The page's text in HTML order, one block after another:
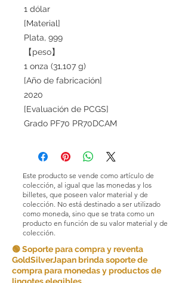
1 dólar
[Material]
Plata, 999
【peso】
1 onza (31,107 g)
[Año de fabricación]
2020
[Evaluación de PCGS]
Grado PF70 PR70DCAM
Este producto se vende como artículo de
colección, al igual que las monedas y los
billetes, que poseen valor material y de
colección. No está destinado a ser utilizado
como moneda, sino que se trata como un
producto en función de su valor material y de
colección.
🟢 Soporte para compra y reventa
GoldSilverJapan brinda soporte de
compra para monedas y productos de
lingotes elegibles.